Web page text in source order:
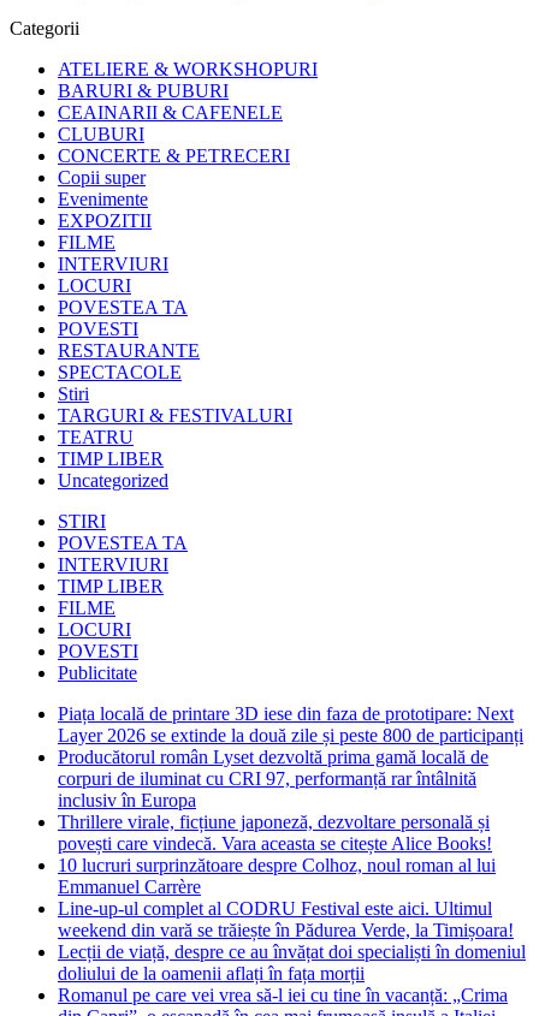
Categorii
ATELIERE & WORKSHOPURI
BARURI & PUBURI
CEAINARII & CAFENELE
CLUBURI
CONCERTE & PETRECERI
Copii super
Evenimente
EXPOZITII
FILME
INTERVIURI
LOCURI
POVESTEA TA
POVESTI
RESTAURANTE
SPECTACOLE
Stiri
TARGURI & FESTIVALURI
TEATRU
TIMP LIBER
Uncategorized
STIRI
POVESTEA TA
INTERVIURI
TIMP LIBER
FILME
LOCURI
POVESTI
Publicitate
Piața locală de printare 3D iese din faza de prototipare: Next
Layer 2026 se extinde la două zile și peste 800 de participanți
Producătorul român Lyset dezvoltă prima gamă locală de
corpuri de iluminat cu CRI 97, performanță rar întâlnită
inclusiv în Europa
Thrillere virale, ficțiune japoneză, dezvoltare personală și
povești care vindecă. Vara aceasta se citește Alice Books!
10 lucruri surprinzătoare despre Colhoz, noul roman al lui
Emmanuel Carrère
Line-up-ul complet al CODRU Festival este aici. Ultimul
weekend din vară se trăiește în Pădurea Verde, la Timișoara!
Lecții de viață, despre ce au învățat doi specialiști în domeniul
doliului de la oamenii aflați în fața morții
Romanul pe care vei vrea să-l iei cu tine în vacanță: „Crima